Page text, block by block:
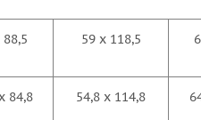
59 x 118,5
84,8 54,8 x 114,8